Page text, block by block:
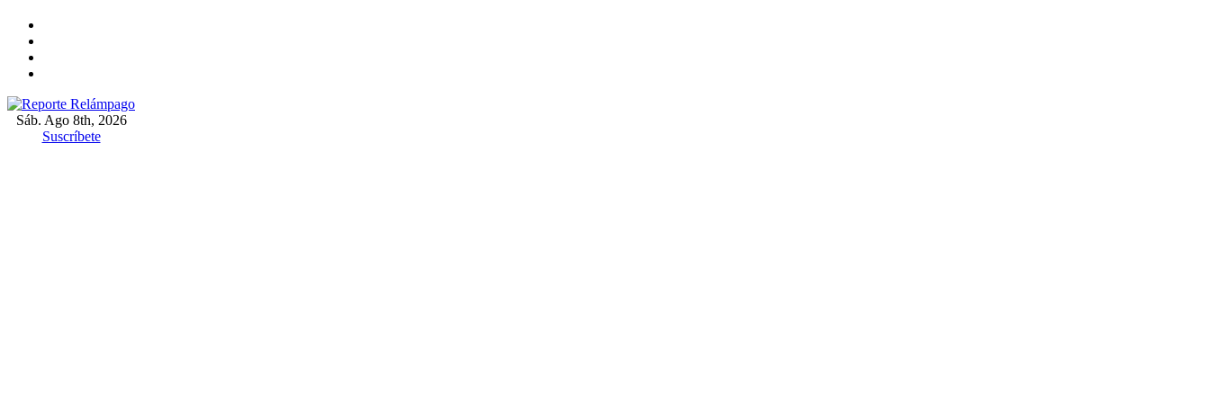
contenido
Reporte Relámpago
Claridad y rigor en cada noticia
Sáb. Ago 8th, 2026
Suscríbete